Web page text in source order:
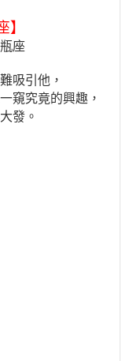
】
座
吸引他，
窺究竟的興趣，
發。